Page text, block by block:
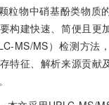
粒物中硝基酚类物质
构建快速、简便且更
MS/MS）检测方法
特征、解析来源贡献